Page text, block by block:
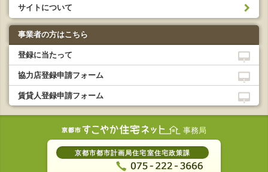
サイトについて
事業者の方はこちら
登録に当たって
協力店登録申請フォーム
賃貸人登録申請フォーム
事務局
京都市都市計画局住宅室住宅政策課